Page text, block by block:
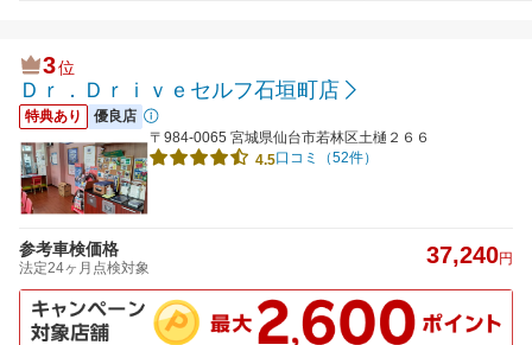
3位
Ｄｒ．Ｄｒｉｖｅセルフ石垣町店
特典あり
優良店
〒984-0065 宮城県仙台市若林区土樋２６６
4.5口コミ（52件）
参考車検価格
法定24ヶ月点検対象 37,240円